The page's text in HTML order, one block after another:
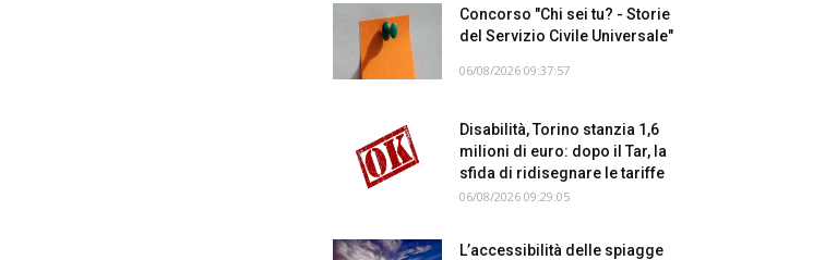
Concorso "Chi sei tu? - Storie
del Servizio Civile Universale"
06/08/2026 09:37:57
Disabilità, Torino stanzia 1,6
milioni di euro: dopo il Tar, la
sfida di ridisegnare le tariffe
06/08/2026 09:29:05
L’accessibilità delle spiagge